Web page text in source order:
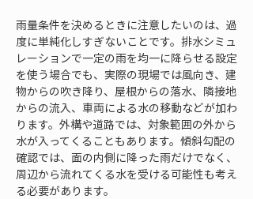
雨量条件を決めるときに注意したいのは、過
度に単純化しすぎないことです。排水シミュ
レーションで一定の雨を均一に降らせる設定
を使う場合でも、実際の現場では風向き、建
物からの吹き降り、屋根からの落水、隣接地
からの流入、車両による水の移動などが加わ
ります。外構や道路では、対象範囲の外から
水が入ってくることもあります。傾斜勾配の
確認では、面の内側に降った雨だけでなく、
周辺から流れてくる水を受ける可能性も考え
る必要があります。